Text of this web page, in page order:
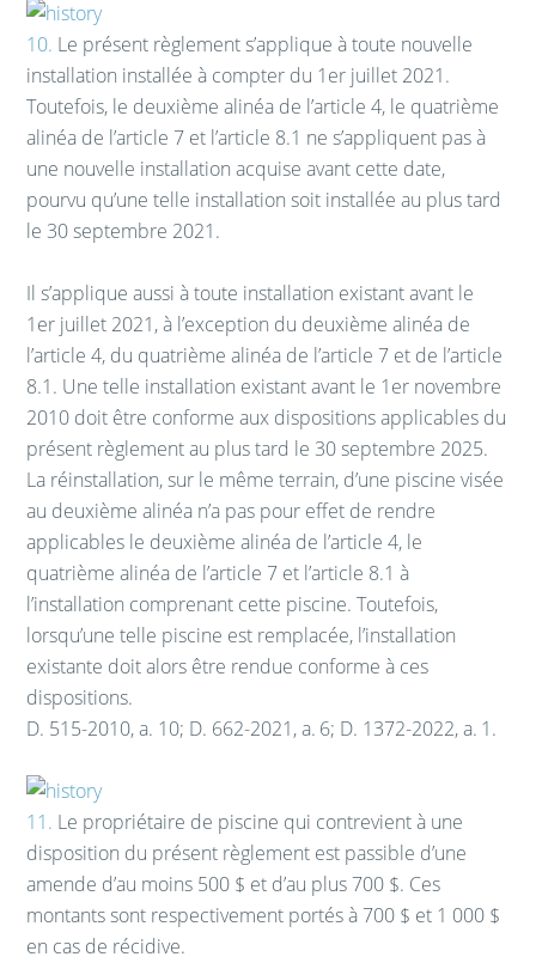
10. Le présent règlement s’applique à toute nouvelle
installation installée à compter du 1er juillet 2021.
Toutefois, le deuxième alinéa de l’article 4, le quatrième
alinéa de l’article 7 et l’article 8.1 ne s’appliquent pas à
une nouvelle installation acquise avant cette date,
pourvu qu’une telle installation soit installée au plus tard
le 30 septembre 2021.
Il s’applique aussi à toute installation existant avant le
1er juillet 2021, à l’exception du deuxième alinéa de
l’article 4, du quatrième alinéa de l’article 7 et de l’article
8.1. Une telle installation existant avant le 1er novembre
2010 doit être conforme aux dispositions applicables du
présent règlement au plus tard le 30 septembre 2025.
La réinstallation, sur le même terrain, d’une piscine visée
au deuxième alinéa n’a pas pour effet de rendre
applicables le deuxième alinéa de l’article 4, le
quatrième alinéa de l’article 7 et l’article 8.1 à
l’installation comprenant cette piscine. Toutefois,
lorsqu’une telle piscine est remplacée, l’installation
existante doit alors être rendue conforme à ces
dispositions.
D. 515-2010, a. 10; D. 662-2021, a. 6; D. 1372-2022, a. 1.
11. Le propriétaire de piscine qui contrevient à une
disposition du présent règlement est passible d’une
amende d’au moins 500 $ et d’au plus 700 $. Ces
montants sont respectivement portés à 700 $ et 1 000 $
en cas de récidive.